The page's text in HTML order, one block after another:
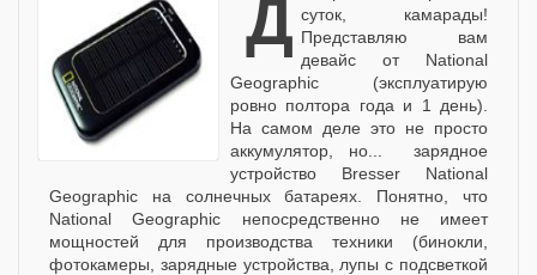
Доброго времени суток, камарады!
Представляю вам
девайс от National
Geographic (эксплуатирую
ровно полтора года и 1 день).
На самом деле это не просто
аккумулятор, но... зарядное
устройство Bresser National
Geographic на солнечных батареях. Понятно, что
National Geographic непосредственно не имеет
мощностей для производства техники (бинокли,
фотокамеры, зарядные устройства, лупы с подсветкой